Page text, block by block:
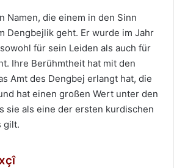
Namen, die einem in den Sinn
Dengbejlik geht. Er wurde im Jahr
für sein Leiden als auch für
Ihre Berühmtheit hat mit den
Amt des Dengbej erlangt hat, die
hat einen großen Wert unter den
sie als eine der ersten kurdischen
gilt.